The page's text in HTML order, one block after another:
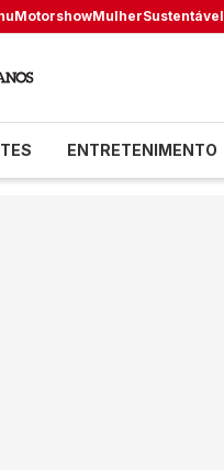
MotorshowMulherSustentável
ENTRETENIMENTO